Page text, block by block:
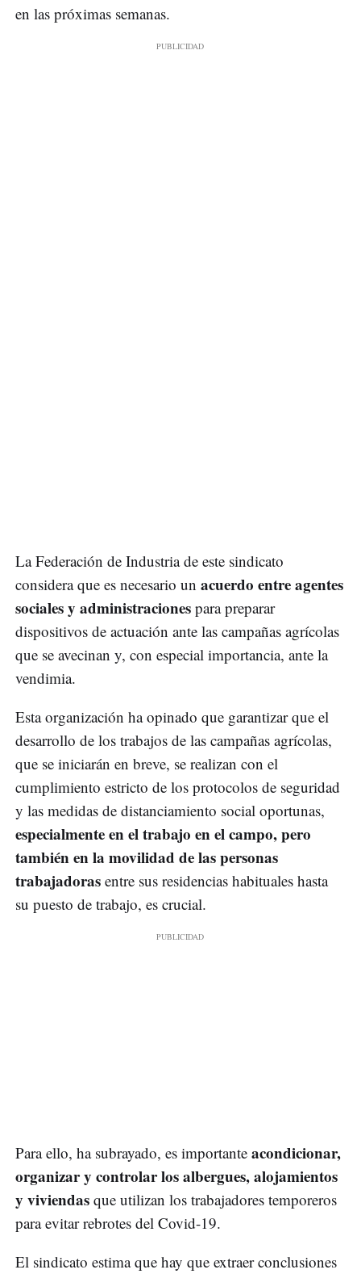
en las próximas semanas.
La Federación de Industria de este sindicato
considera que es necesario un acuerdo entre agentes
sociales y administraciones para preparar
dispositivos de actuación ante las campañas agrícolas
que se avecinan y, con especial importancia, ante la
vendimia.
Esta organización ha opinado que garantizar que el
desarrollo de los trabajos de las campañas agrícolas,
que se iniciarán en breve, se realizan con el
cumplimiento estricto de los protocolos de seguridad
y las medidas de distanciamiento social oportunas,
especialmente en el trabajo en el campo, pero
también en la movilidad de las personas
trabajadoras entre sus residencias habituales hasta
su puesto de trabajo, es crucial.
Para ello, ha subrayado, es importante acondicionar,
organizar y controlar los albergues, alojamientos
y viviendas que utilizan los trabajadores temporeros
para evitar rebrotes del Covid-19.
El sindicato estima que hay que extraer conclusiones